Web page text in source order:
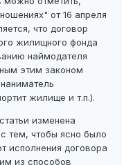
от 16 апреля
что договор
жилищного фонда
наймодателя
этим законом
жилище и т.п.).
изменена
тем, чтобы ясно было
исполнения договора
из способов